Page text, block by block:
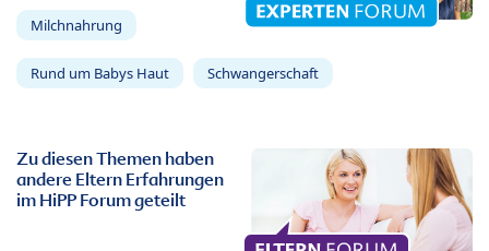
Milchnahrung
Rund um Babys Haut Schwangerschaft
Zu diesen Themen haben
andere Eltern Erfahrungen
im HiPP Forum geteilt